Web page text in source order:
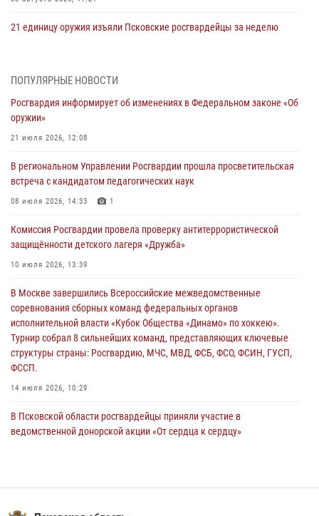
21 единицу оружия изъяли Псковские росгвардейцы за неделю
Росгвардейцы принимают участие в обеспечении общественной
02 августа 2026, 13:28
За минувшие сутки Псковские росгвардейцы выезжали два раза на
31 июля 2026, 13:53
В Санкт-Петербурге прошел окружной этап ежегодного
сотрудников вневедомственной охраны Росгвардии, Псковские
Росгвардейцы одержали победу
30 июля 2026, 05:10
Псковская Росгвардия приглашает на службу в подразделениях
вневедомственной охраны
ПОПУЛЯРНЫЕ НОВОСТИ
Росгвардия информирует об изменениях в Федеральном законе «Об
оружии»
21 июля 2026, 12:08
В региональном Управлении Росгвардии прошла просветительская
встреча с кандидатом педагогических наук
08 июля 2026, 14:33 1
Комиссия Росгвардии провела проверку антитеррористической
защищённости детского лагеря «Дружба»
10 июля 2026, 13:39
В Москве завершились Всероссийские межведомственные
соревнования сборных команд федеральных органов
исполнительной власти «Кубок Общества «Динамо» по хоккею».
Турнир собрал 8 сильнейших команд, представляющих ключевые
структуры страны: Росгвардию, МЧС, МВД, ФСБ, ФСО, ФСИН, ГУСП,
ФССП.
14 июля 2026, 10:29
В Псковской области росгвардейцы приняли участие в
ведомственной донорской акции «От сердца к сердцу»